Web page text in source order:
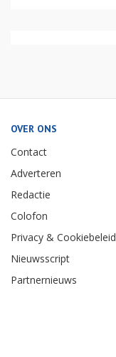
OVER ONS
Contact
Adverteren
Redactie
Colofon
Privacy & Cookiebeleid
Nieuwsscript
Partnernieuws